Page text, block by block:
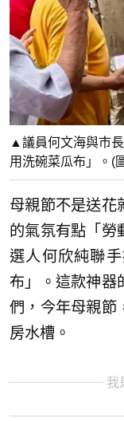
▲議員何文海與市
用洗碗菜瓜布」。(
母親節不是送花
的氣氛有點「勞
選人何欣純聯
布」。這款神器
們，今年母親節
房水槽。
我